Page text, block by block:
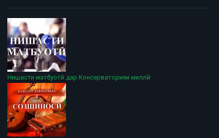
Нишасти матбуотӣ дар Консерваторияи миллӣ